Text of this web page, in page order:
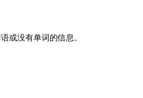
或没有单词的信息。